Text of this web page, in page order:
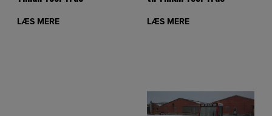
LÆS MERE LÆS MERE